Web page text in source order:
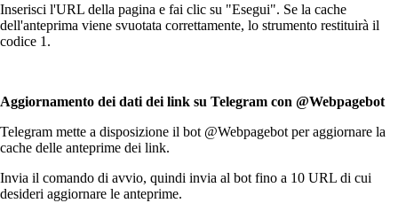
Inserisci l'URL della pagina e fai clic su "Esegui". Se la cache
dell'anteprima viene svuotata correttamente, lo strumento restituirà il
codice 1.
Aggiornamento dei dati dei link su Telegram con @Webpagebot
Telegram mette a disposizione il bot @Webpagebot per aggiornare la
cache delle anteprime dei link.
Invia il comando di avvio, quindi invia al bot fino a 10 URL di cui
desideri aggiornare le anteprime.